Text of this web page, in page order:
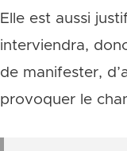
Elle est aussi
interviendra,
de manifester,
provoquer le